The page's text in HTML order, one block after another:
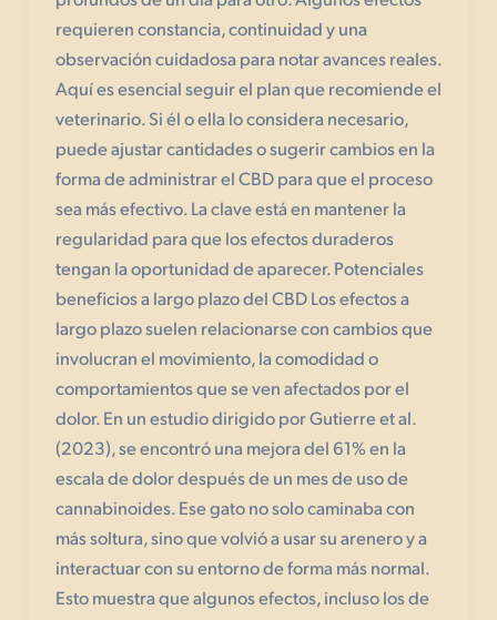
requieren constancia, continuidad y una
observación cuidadosa para notar avances reales.
Aquí es esencial seguir el plan que recomiende el
veterinario. Si él o ella lo considera necesario,
puede ajustar cantidades o sugerir cambios en la
forma de administrar el CBD para que el proceso
sea más efectivo. La clave está en mantener la
regularidad para que los efectos duraderos
tengan la oportunidad de aparecer. Potenciales
beneficios a largo plazo del CBD Los efectos a
largo plazo suelen relacionarse con cambios que
involucran el movimiento, la comodidad o
comportamientos que se ven afectados por el
dolor. En un estudio dirigido por Gutierre et al.
(2023), se encontró una mejora del 61% en la
escala de dolor después de un mes de uso de
cannabinoides. Ese gato no solo caminaba con
más soltura, sino que volvió a usar su arenero y a
interactuar con su entorno de forma más normal.
Esto muestra que algunos efectos, incluso los de